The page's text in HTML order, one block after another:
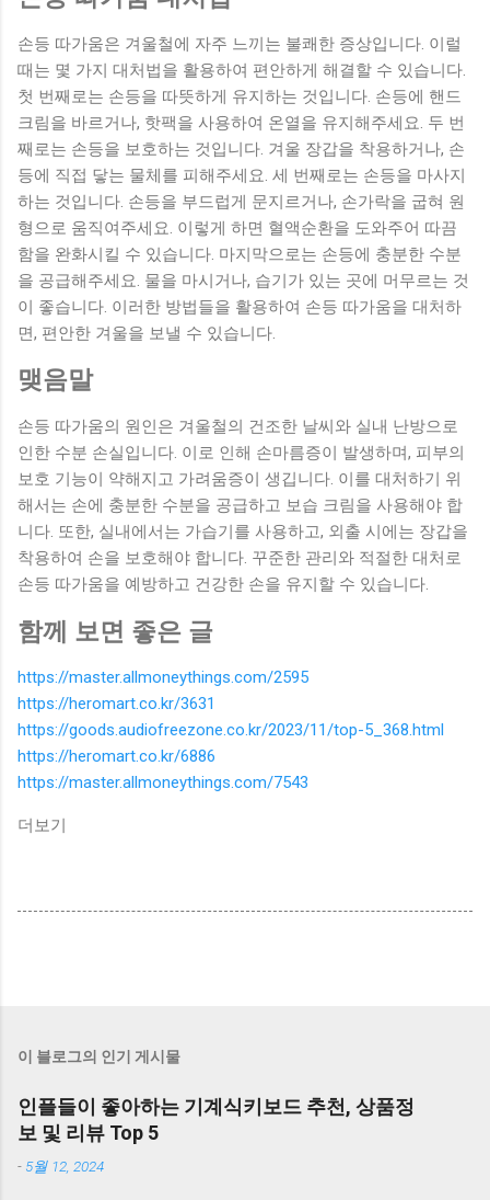
손등 따가움은 겨울철에 자주 느끼는 불쾌한 증상입니다. 이럴
때는 몇 가지 대처법을 활용하여 편안하게 해결할 수 있습니다.
첫 번째로는 손등을 따뜻하게 유지하는 것입니다. 손등에 핸드
크림을 바르거나, 핫팩을 사용하여 온열을 유지해주세요. 두 번
째로는 손등을 보호하는 것입니다. 겨울 장갑을 착용하거나, 손
등에 직접 닿는 물체를 피해주세요. 세 번째로는 손등을 마사지
하는 것입니다. 손등을 부드럽게 문지르거나, 손가락을 굽혀 원
형으로 움직여주세요. 이렇게 하면 혈액순환을 도와주어 따끔
함을 완화시킬 수 있습니다. 마지막으로는 손등에 충분한 수분
을 공급해주세요. 물을 마시거나, 습기가 있는 곳에 머무르는 것
이 좋습니다. 이러한 방법들을 활용하여 손등 따가움을 대처하
면, 편안한 겨울을 보낼 수 있습니다.
맺음말
손등 따가움의 원인은 겨울철의 건조한 날씨와 실내 난방으로
인한 수분 손실입니다. 이로 인해 손마름증이 발생하며, 피부의
보호 기능이 약해지고 가려움증이 생깁니다. 이를 대처하기 위
해서는 손에 충분한 수분을 공급하고 보습 크림을 사용해야 합
니다. 또한, 실내에서는 가습기를 사용하고, 외출 시에는 장갑을
착용하여 손을 보호해야 합니다. 꾸준한 관리와 적절한 대처로
손등 따가움을 예방하고 건강한 손을 유지할 수 있습니다.
함께 보면 좋은 글
https://master.allmoneythings.com/2595
https://heromart.co.kr/3631
https://goods.audiofreezone.co.kr/2023/11/top-5_368.html
https://heromart.co.kr/6886
https://master.allmoneythings.com/7543
더보기
이 블로그의 인기 게시물
인플들이 좋아하는 기계식키보드 추천, 상품정
보 및 리뷰 Top 5
- 5월 12, 2024